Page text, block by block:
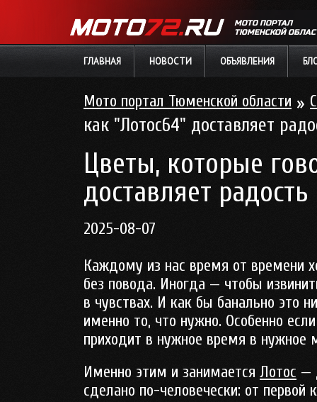
МОТО ПОРТАЛ
ТЮМЕНСКОЙ
ГЛАВНАЯ НОВОСТИ ОБЪЯВЛЕНИЯ
Мото портал Тюменской области »
как "Лотос64" доставляет
Цветы, которые
доставляет
2025-08-07
Каждому из нас время от времени
без повода. Иногда — чтобы
в чувствах. И как бы банально это
именно то, что нужно. Особенно
приходит в нужное время в нужное
Именно этим и занимается Лотос —
сделано по-человечески: от первой